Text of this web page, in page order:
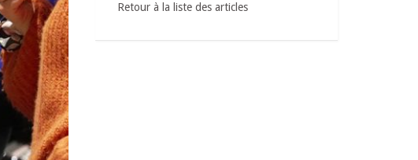
Retour à la liste des articles